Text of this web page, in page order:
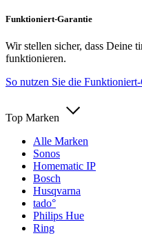
Funktioniert-Garantie
Wir stellen sicher, dass Deine
funktionieren.
So nutzen Sie die
Top Marken
Alle Marken
Sonos
Homematic IP
Bosch
Husqvarna
tado°
Philips Hue
Ring